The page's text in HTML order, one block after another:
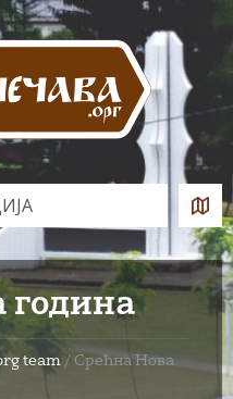
година
team / Срећна Нова